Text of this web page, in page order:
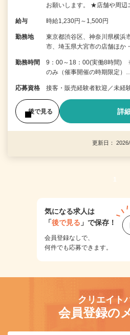
お願いします。 ★店舗や周
給与 時給1,230円～1,500円
勤務地
東京都渋谷区、神奈川県横浜
市、埼玉県大宮市の店舗ほか
勤務時間
9：00～18：00(実働8時間)
のみ（催事開催の時期限定）
応募資格 接客・販売経験者歓迎／未経
後で見る 詳
更新日：
1
気になる求人は
「後で見る 」で保存！
会員登録なしで、
何件でも応募できます。
クリエイト
会員登録の